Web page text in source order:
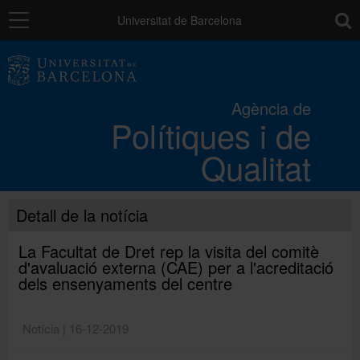
Navegació Universitat de Barcelona
Agència de
Polítiques i de
Qualitat
Els processos de qualitat UB
Activitats i projectes
Catàleg de serveis
Directori
Detall de la notícia
La Facultat de Dret rep la visita del comitè
d'avaluació externa (CAE) per a l'acreditació
dels ensenyaments del centre
Notícia | 16-12-2019